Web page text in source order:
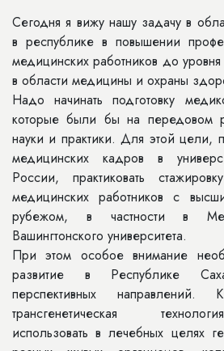
Сегодня я вижу нашу задачу в
в республике в повышении
медицинских работников до
в области медицины и охраны
Надо начинать подготовку
которые были бы на передовом
науки и практики. Для этой цели,
медицинских кадров в
России, практиковать
медицинских работников с
рубежом, в частности в
Вашингтонского университета.
При этом особое внимание
развитие в Республике
перспективных направлений.
трансгенетическая
использовать в лечебных целях